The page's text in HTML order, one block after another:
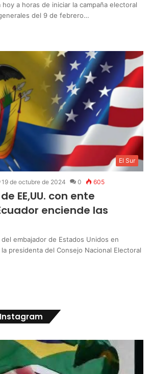
a horas de iniciar la campaña electoral
del 9 de febrero…
El Sur
19 de octubre de 2024 0 605
EE,UU. con ente
enciende las
embajador de Estados Unidos en
presidenta del Consejo Nacional Electoral